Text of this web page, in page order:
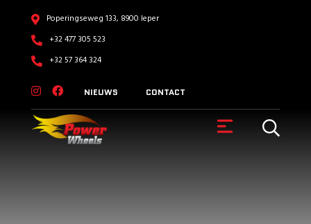
Poperingseweg 133, 8900 Ieper
+32 477 305 523
+32 57 364 324
NIEUWS CONTACT